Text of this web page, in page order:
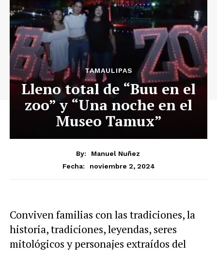
TAMAULIPAS
Lleno total de “Buu en el
zoo” y “Una noche en el
Museo Tamux”
By:
Manuel Nuñez
Fecha:
noviembre 2, 2024
Conviven familias con las tradiciones, la
historia, tradiciones, leyendas, seres
mitológicos y personajes extraídos del